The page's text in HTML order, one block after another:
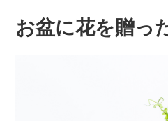
お盆に花を贈っ